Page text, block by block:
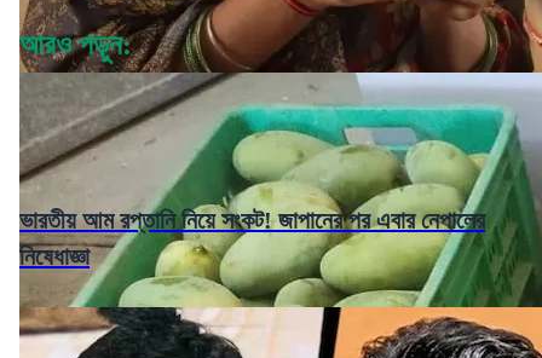
আরও পড়ুন:
ভারতীয় আম রপ্তানি নিয়ে সংকট! জাপানের পর এবার নেপালের
নিষেধাজ্ঞা